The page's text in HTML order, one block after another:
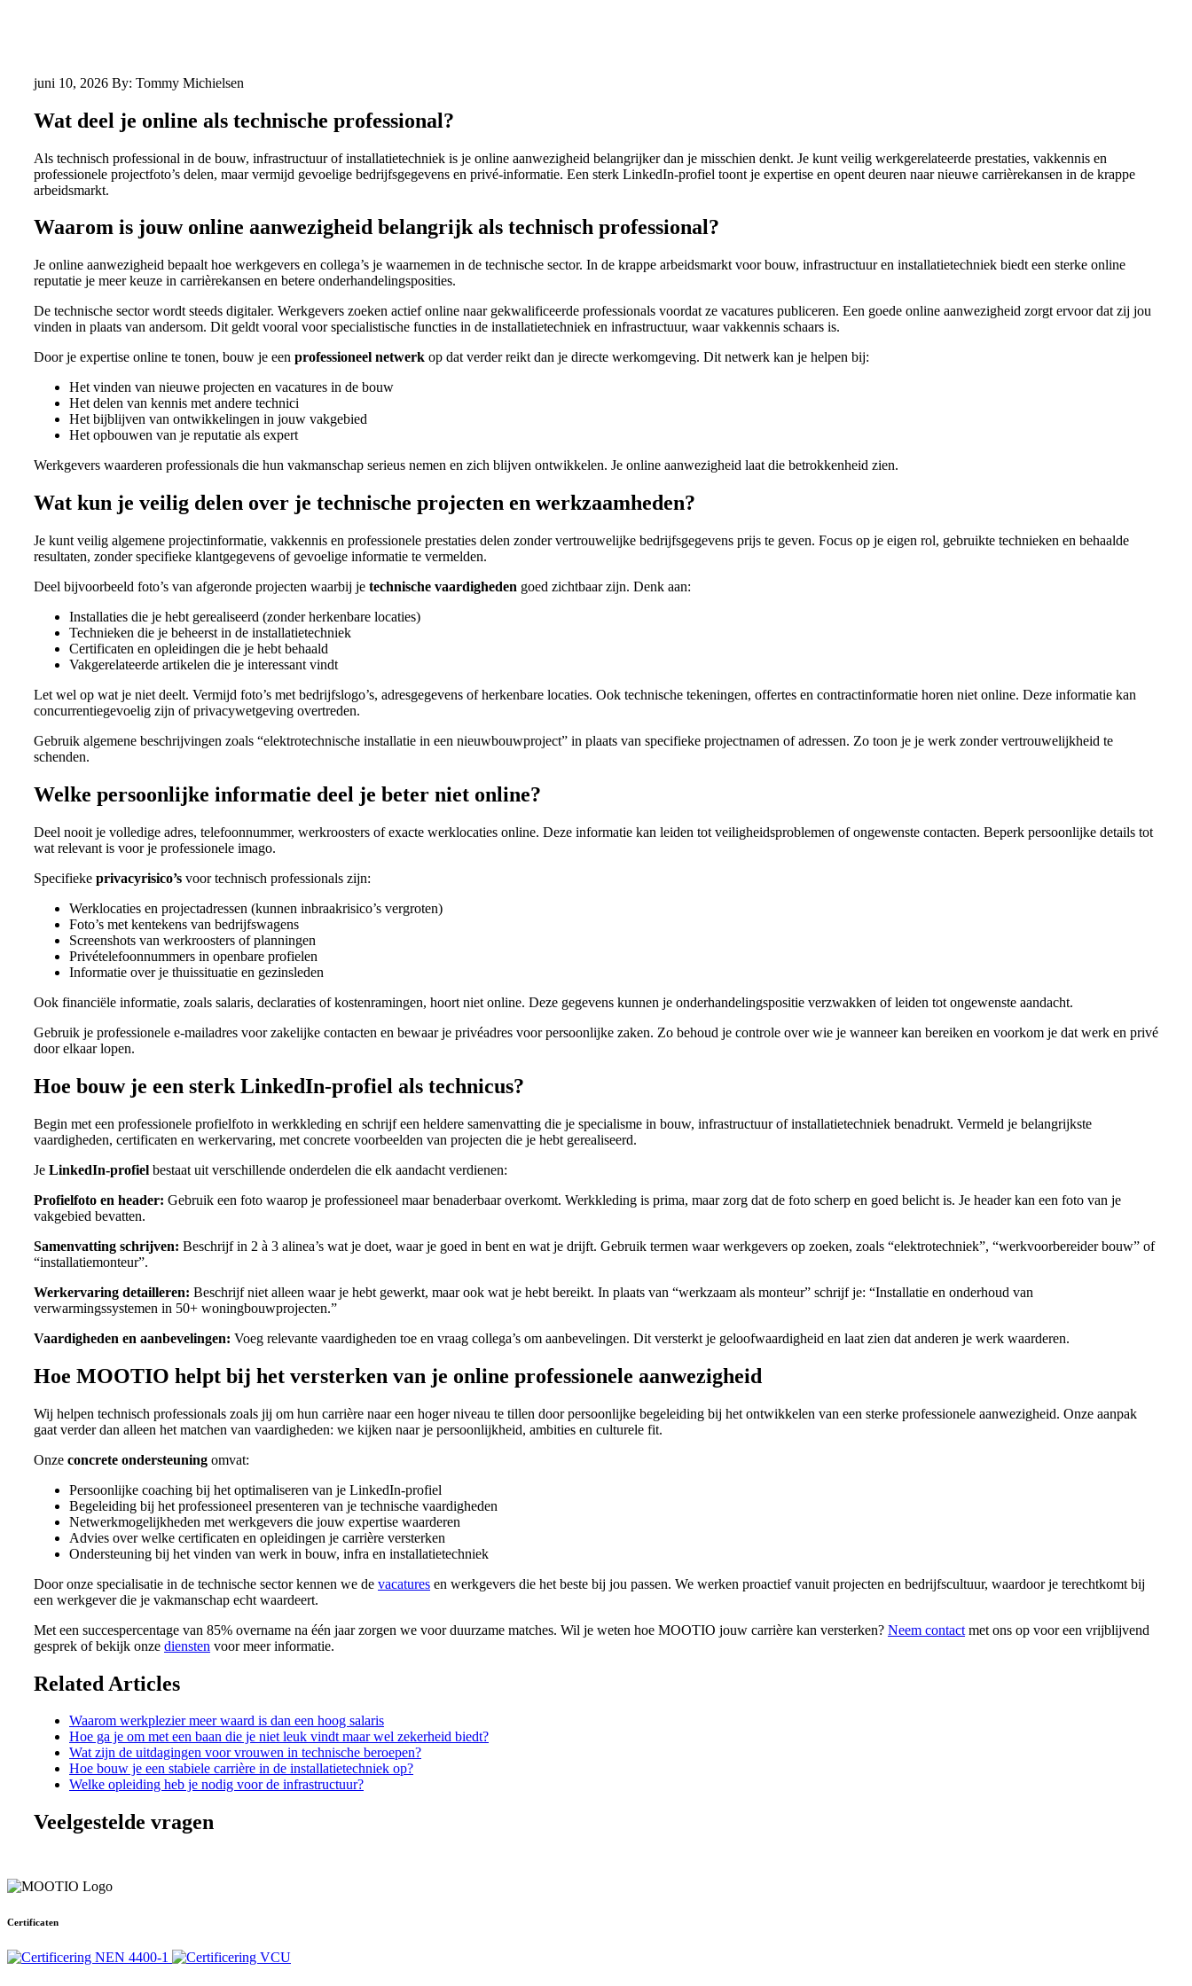
juni 10, 2026 By: Tommy Michielsen
Wat deel je online als technische professional?
Als technisch professional in de bouw, infrastructuur of installatietechniek is je online aanwezigheid belangrijker dan je misschien denkt. Je kunt veilig werkgerelateerde prestaties, vakkennis en
professionele projectfoto’s delen, maar vermijd gevoelige bedrijfsgegevens en privé-informatie. Een sterk LinkedIn-profiel toont je expertise en opent deuren naar nieuwe carrièrekansen in de krappe
arbeidsmarkt.
Waarom is jouw online aanwezigheid belangrijk als technisch professional?
Je online aanwezigheid bepaalt hoe werkgevers en collega’s je waarnemen in de technische sector. In de krappe arbeidsmarkt voor bouw, infrastructuur en installatietechniek biedt een sterke online
reputatie je meer keuze in carrièrekansen en betere onderhandelingsposities.
De technische sector wordt steeds digitaler. Werkgevers zoeken actief online naar gekwalificeerde professionals voordat ze vacatures publiceren. Een goede online aanwezigheid zorgt ervoor dat zij jou
vinden in plaats van andersom. Dit geldt vooral voor specialistische functies in de installatietechniek en infrastructuur, waar vakkennis schaars is.
Door je expertise online te tonen, bouw je een professioneel netwerk op dat verder reikt dan je directe werkomgeving. Dit netwerk kan je helpen bij:
Het vinden van nieuwe projecten en vacatures in de bouw
Het delen van kennis met andere technici
Het bijblijven van ontwikkelingen in jouw vakgebied
Het opbouwen van je reputatie als expert
Werkgevers waarderen professionals die hun vakmanschap serieus nemen en zich blijven ontwikkelen. Je online aanwezigheid laat die betrokkenheid zien.
Wat kun je veilig delen over je technische projecten en werkzaamheden?
Je kunt veilig algemene projectinformatie, vakkennis en professionele prestaties delen zonder vertrouwelijke bedrijfsgegevens prijs te geven. Focus op je eigen rol, gebruikte technieken en behaalde
resultaten, zonder specifieke klantgegevens of gevoelige informatie te vermelden.
Deel bijvoorbeeld foto’s van afgeronde projecten waarbij je technische vaardigheden goed zichtbaar zijn. Denk aan:
Installaties die je hebt gerealiseerd (zonder herkenbare locaties)
Technieken die je beheerst in de installatietechniek
Certificaten en opleidingen die je hebt behaald
Vakgerelateerde artikelen die je interessant vindt
Let wel op wat je niet deelt. Vermijd foto’s met bedrijfslogo’s, adresgegevens of herkenbare locaties. Ook technische tekeningen, offertes en contractinformatie horen niet online. Deze informatie kan
concurrentiegevoelig zijn of privacywetgeving overtreden.
Gebruik algemene beschrijvingen zoals “elektrotechnische installatie in een nieuwbouwproject” in plaats van specifieke projectnamen of adressen. Zo toon je je werk zonder vertrouwelijkheid te
schenden.
Welke persoonlijke informatie deel je beter niet online?
Deel nooit je volledige adres, telefoonnummer, werkroosters of exacte werklocaties online. Deze informatie kan leiden tot veiligheidsproblemen of ongewenste contacten. Beperk persoonlijke details tot
wat relevant is voor je professionele imago.
Specifieke privacyrisico’s voor technisch professionals zijn:
Werklocaties en projectadressen (kunnen inbraakrisico’s vergroten)
Foto’s met kentekens van bedrijfswagens
Screenshots van werkroosters of planningen
Privételefoonnummers in openbare profielen
Informatie over je thuissituatie en gezinsleden
Ook financiële informatie, zoals salaris, declaraties of kostenramingen, hoort niet online. Deze gegevens kunnen je onderhandelingspositie verzwakken of leiden tot ongewenste aandacht.
Gebruik je professionele e-mailadres voor zakelijke contacten en bewaar je privéadres voor persoonlijke zaken. Zo behoud je controle over wie je wanneer kan bereiken en voorkom je dat werk en privé
door elkaar lopen.
Hoe bouw je een sterk LinkedIn-profiel als technicus?
Begin met een professionele profielfoto in werkkleding en schrijf een heldere samenvatting die je specialisme in bouw, infrastructuur of installatietechniek benadrukt. Vermeld je belangrijkste
vaardigheden, certificaten en werkervaring, met concrete voorbeelden van projecten die je hebt gerealiseerd.
Je LinkedIn-profiel bestaat uit verschillende onderdelen die elk aandacht verdienen:
Profielfoto en header: Gebruik een foto waarop je professioneel maar benaderbaar overkomt. Werkkleding is prima, maar zorg dat de foto scherp en goed belicht is. Je header kan een foto van je
vakgebied bevatten.
Samenvatting schrijven: Beschrijf in 2 à 3 alinea’s wat je doet, waar je goed in bent en wat je drijft. Gebruik termen waar werkgevers op zoeken, zoals “elektrotechniek”, “werkvoorbereider bouw” of
“installatiemonteur”.
Werkervaring detailleren: Beschrijf niet alleen waar je hebt gewerkt, maar ook wat je hebt bereikt. In plaats van “werkzaam als monteur” schrijf je: “Installatie en onderhoud van
verwarmingssystemen in 50+ woningbouwprojecten.”
Vaardigheden en aanbevelingen: Voeg relevante vaardigheden toe en vraag collega’s om aanbevelingen. Dit versterkt je geloofwaardigheid en laat zien dat anderen je werk waarderen.
Hoe MOOTIO helpt bij het versterken van je online professionele aanwezigheid
Wij helpen technisch professionals zoals jij om hun carrière naar een hoger niveau te tillen door persoonlijke begeleiding bij het ontwikkelen van een sterke professionele aanwezigheid. Onze aanpak
gaat verder dan alleen het matchen van vaardigheden: we kijken naar je persoonlijkheid, ambities en culturele fit.
Onze concrete ondersteuning omvat:
Persoonlijke coaching bij het optimaliseren van je LinkedIn-profiel
Begeleiding bij het professioneel presenteren van je technische vaardigheden
Netwerkmogelijkheden met werkgevers die jouw expertise waarderen
Advies over welke certificaten en opleidingen je carrière versterken
Ondersteuning bij het vinden van werk in bouw, infra en installatietechniek
Door onze specialisatie in de technische sector kennen we de vacatures en werkgevers die het beste bij jou passen. We werken proactief vanuit projecten en bedrijfscultuur, waardoor je terechtkomt bij
een werkgever die je vakmanschap echt waardeert.
Met een succespercentage van 85% overname na één jaar zorgen we voor duurzame matches. Wil je weten hoe MOOTIO jouw carrière kan versterken? Neem contact met ons op voor een vrijblijvend
gesprek of bekijk onze diensten voor meer informatie.
Related Articles
Waarom werkplezier meer waard is dan een hoog salaris
Hoe ga je om met een baan die je niet leuk vindt maar wel zekerheid biedt?
Wat zijn de uitdagingen voor vrouwen in technische beroepen?
Hoe bouw je een stabiele carrière in de installatietechniek op?
Welke opleiding heb je nodig voor de infrastructuur?
Veelgestelde vragen
Certificaten